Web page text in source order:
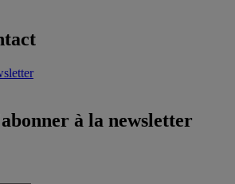
à la newsletter